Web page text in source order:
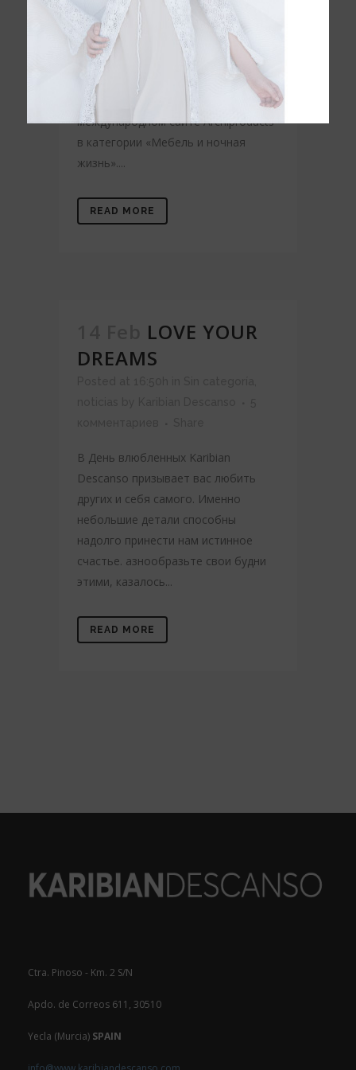
Archiproducts - это самый
современный портал об
архитектуре и дизайнерских
продуктах. Откройте для себя
профиль Karibian Descanso на
международном сайте Archiproducts
в категории «Мебель и ночная
жизнь»....
READ MORE
LOVE YOUR
DREAMS
В День влюбленных Karibian
Descanso призывает вас любить
других и себя самого. Именно
небольшие детали способны
надолго принести нам истинное
счастье. азнообразьте свои будни
этими, казалось...
READ MORE
Ctra. Pinoso - Km. 2 S/N
Apdo. de Correos 611, 30510
Yecla (Murcia) SPAIN